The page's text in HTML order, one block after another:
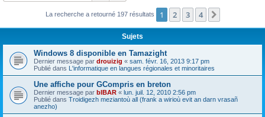
c
La recherche a retourné 197 résultats 1 2 3 4
Sujets
Windows 8 disponible en Tamazight
Dernier message par drouizig « sam. févr. 16, 2013 9:17 pm
Publié dans L'informatique en langues régionales et minoritaires
Une affiche pour GCompris en breton
Dernier message par bIBAR « lun. juil. 12, 2010 2:56 pm
Publié dans Troidigezh meziantoù all (frank a wirioù evit an darn vrasañ
anezho)